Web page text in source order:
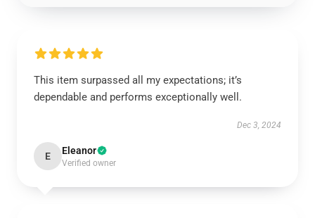
This item surpassed all my expectations; it’s
dependable and performs exceptionally well.
Dec 3, 2024
E Eleanor
Verified owner